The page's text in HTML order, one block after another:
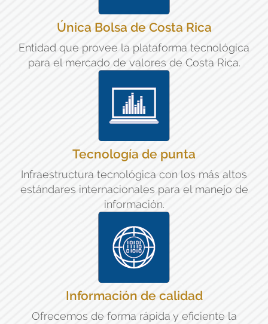
Única Bolsa de Costa Rica
Entidad que provee la plataforma tecnológica
para el mercado de valores de Costa Rica.
Tecnología de punta
Infraestructura tecnológica con los más altos
estándares internacionales para el manejo de
información.
Información de calidad
Ofrecemos de forma rápida y eficiente la